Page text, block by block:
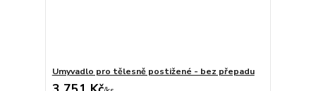
Umyvadlo pro tělesně postižené - bez přepadu